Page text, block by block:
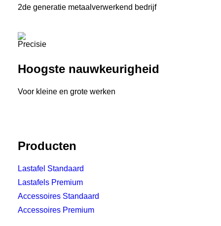
2de generatie metaalverwerkend bedrijf
Hoogste nauwkeurigheid
Voor kleine en grote werken
Producten
Lastafel Standaard
Lastafels Premium
Accessoires Standaard
Accessoires Premium